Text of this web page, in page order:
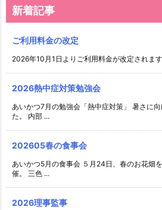
新着記事
ご利用料金の改定
2026年10月1日よりご利用料金が改定さ
2026熱中症対策勉強会
あいかつ7月の勉強会「熱中症対策」 暑さに
た。 内部 ...
202605春の食事会
あいかつ5月の食事会 ５月24日、春のお花畑
催。 三色 ...
2026理事監事